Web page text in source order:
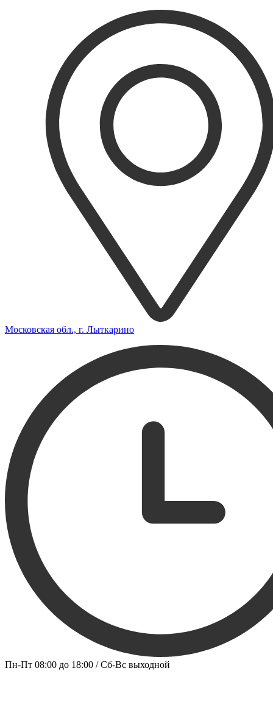
Московская обл., г. Лыткарино
Пн-Пт 08:00 до 18:00 / Сб-Вс выходной